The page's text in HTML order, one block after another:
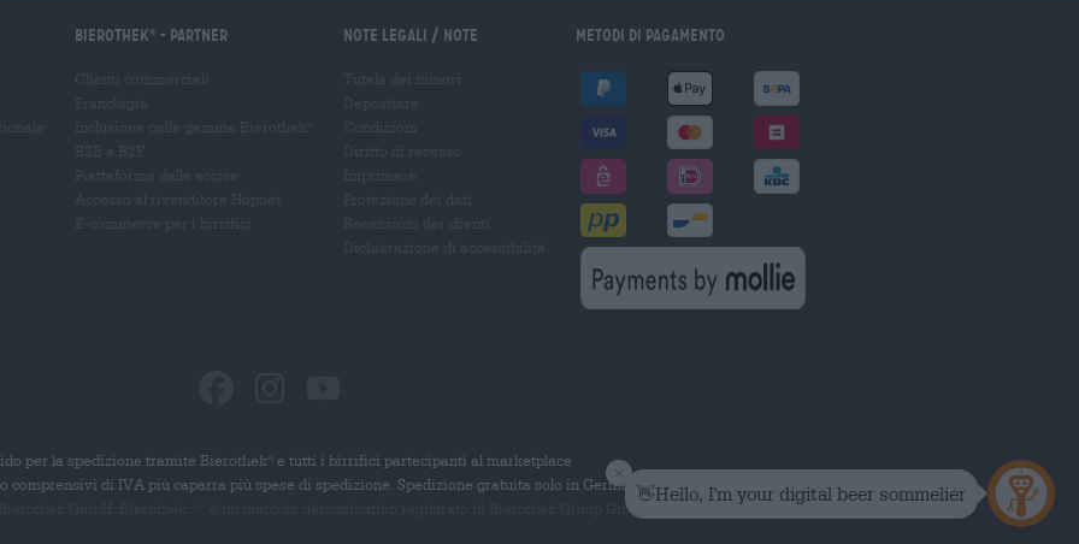
Bierothek - Partner Note legali / Note Metodi di pagamento
per la spedizione tramite Bierothek
e tutti i birrifici partecipanti al marketplace
comprensivi di IVA più caparra più spese di spedizione. Spedizione gratuita solo in Germania.
marchio denominativo registrato di Bierothek Group GmbH. Tutti i diritti riservati.